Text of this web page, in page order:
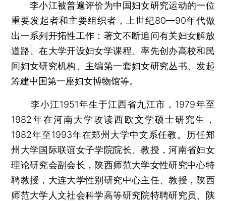
李小江被普遍评价为中国妇女研究运动的一位
重要发起者和主要组织者，上世纪80—90年代做
出一系列开拓性工作：著文不断追问有关妇女解放
道路、在大学开设妇女学课程、率先创办高校和民
间妇女研究机构、主编第一套妇女研究丛书、发起
筹建中国第一座妇女博物馆等。
李小江1951年生于江西省九江市，1979年至
1982年在河南大学攻读西欧文学硕士研究生，
1982年至1993年在郑州大学中文系任教。历任郑
州大学国际联谊女子学院院长、教授，河南省妇女
理论研究会副会长，陕西师范大学女性研究中心特
聘教授，大连大学性别研究中心主任、教授，陕西
师范大学人文社会科学高等研究院特聘研究员、陕